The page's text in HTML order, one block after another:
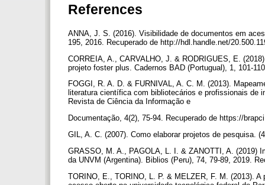
References
ANNA, J. S. (2016). Visibilidade de documentos em
195, 2016. Recuperado de http://hdl.handle.net/
CORREIA, A., CARVALHO, J. & RODRIGUES, E.
projeto foster plus. Cadernos BAD (Portugual), 1, 101-
FOGGI, R. A. D. & FURNIVAL, A. C. M. (2013).
literatura científica com bibliotecários e profissionais de
Revista de Ciência da Informação e
Documentação, 4(2), 75-94. Recuperado de https://
GIL, A. C. (2007). Como elaborar projetos de pesquisa.
GRASSO, M. A., PAGOLA, L. I. & ZANOTTI, A. (2019)
da UNVM (Argentina). Biblios (Peru), 74, 79-89, 2019.
TORINO, E., TORINO, L. P. & MELZER, F. M. (2013).